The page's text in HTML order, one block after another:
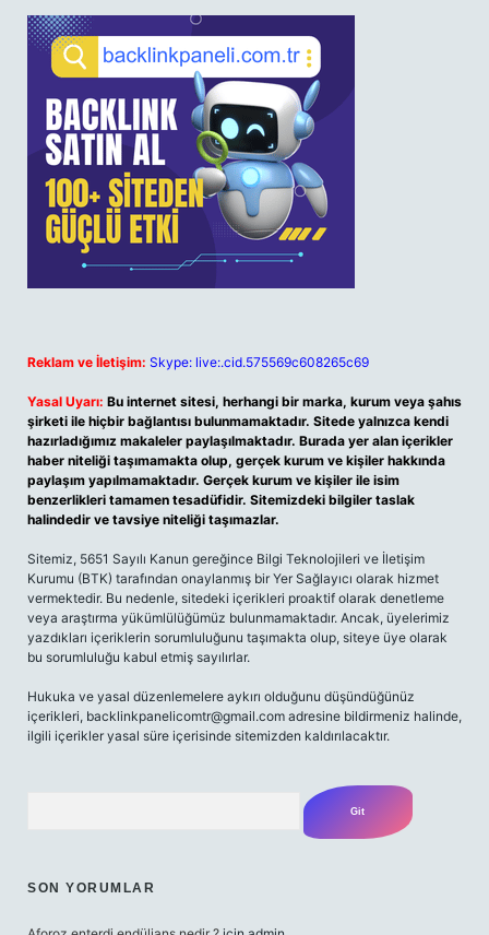
Reklam ve İletişim: Skype: live:.cid.575569c608265c69
Yasal Uyarı: Bu internet sitesi, herhangi bir marka, kurum veya şahıs
şirketi ile hiçbir bağlantısı bulunmamaktadır. Sitede yalnızca kendi
hazırladığımız makaleler paylaşılmaktadır. Burada yer alan içerikler
haber niteliği taşımamakta olup, gerçek kurum ve kişiler hakkında
paylaşım yapılmamaktadır. Gerçek kurum ve kişiler ile isim
benzerlikleri tamamen tesadüfidir. Sitemizdeki bilgiler taslak
halindedir ve tavsiye niteliği taşımazlar.
Sitemiz, 5651 Sayılı Kanun gereğince Bilgi Teknolojileri ve İletişim
Kurumu (BTK) tarafından onaylanmış bir Yer Sağlayıcı olarak hizmet
vermektedir. Bu nedenle, sitedeki içerikleri proaktif olarak denetleme
veya araştırma yükümlülüğümüz bulunmamaktadır. Ancak, üyelerimiz
yazdıkları içeriklerin sorumluluğunu taşımakta olup, siteye üye olarak
bu sorumluluğu kabul etmiş sayılırlar.
Hukuka ve yasal düzenlemelere aykırı olduğunu düşündüğünüz
içerikleri, backlinkpanelicomtr@gmail.com adresine bildirmeniz halinde,
ilgili içerikler yasal süre içerisinde sitemizden kaldırılacaktır.
SON YORUMLAR